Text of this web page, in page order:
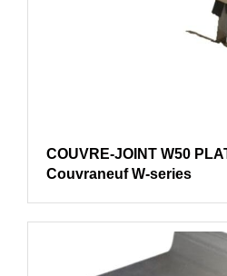
COUVRE-JOINT W50
Couvraneuf W-series